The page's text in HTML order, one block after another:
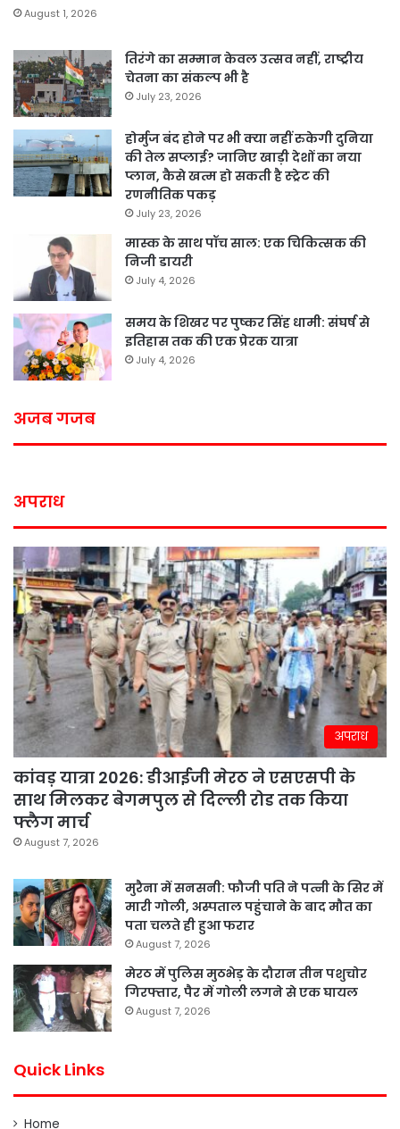
August 1, 2026
तिरंगे का सम्मान केवल उत्सव नहीं, राष्ट्रीय
चेतना का संकल्प भी है
July 23, 2026
होर्मुज बंद होने पर भी क्या नहीं रुकेगी दुनिया
की तेल सप्लाई? जानिए खाड़ी देशों का नया
प्लान, कैसे खत्म हो सकती है स्ट्रेट की
रणनीतिक पकड़
July 23, 2026
मास्क के साथ पॉच साल: एक चिकित्सक की
निजी डायरी
July 4, 2026
समय के शिखर पर पुष्कर सिंह धामी: संघर्ष से
इतिहास तक की एक प्रेरक यात्रा
July 4, 2026
अजब गजब
अपराध
अपराध
कांवड़ यात्रा 2026: डीआईजी मेरठ ने एसएसपी के
साथ मिलकर बेगमपुल से दिल्ली रोड तक किया
फ्लैग मार्च
August 7, 2026
मुरैना में सनसनी: फौजी पति ने पत्नी के सिर में
मारी गोली, अस्पताल पहुंचाने के बाद मौत का
पता चलते ही हुआ फरार
August 7, 2026
मेरठ में पुलिस मुठभेड़ के दौरान तीन पशुचोर
गिरफ्तार, पैर में गोली लगने से एक घायल
August 7, 2026
Quick Links
Home